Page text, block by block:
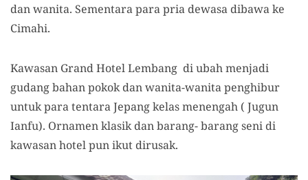
dan wanita. Sementara para pria dewasa dibawa ke
Cimahi.
Kawasan Grand Hotel Lembang di ubah menjadi
gudang bahan pokok dan wanita-wanita penghibur
untuk para tentara Jepang kelas menengah ( Jugun
Ianfu). Ornamen klasik dan barang- barang seni di
kawasan hotel pun ikut dirusak.